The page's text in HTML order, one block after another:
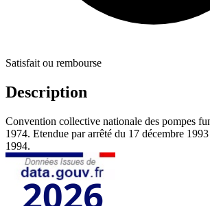
Satisfait ou rembourse
Description
Convention collective nationale des pompes
1974. Etendue par arrêté du 17 décembre
1994.